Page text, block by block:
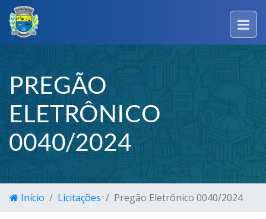
PREGÃO
ELETRÔNICO
0040/2024
Início Licitações Pregão Eletrônico 0040/2024